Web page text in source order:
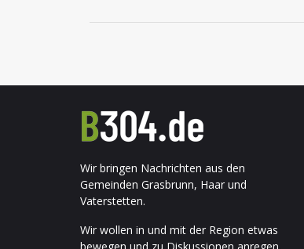
Wir bringen Nachrichten aus den
Gemeinden Grasbrunn, Haar und
Vaterstetten.
Wir wollen in und mit der Region etwas